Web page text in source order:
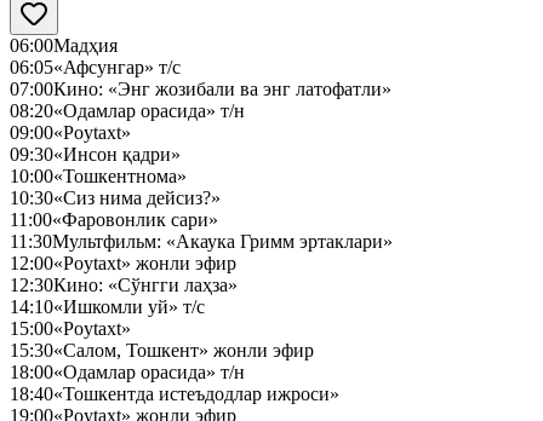
06:00Мадҳия
06:05«Афсунгар» т/с
07:00Кино: «Энг жозибали ва энг латофатли»
08:20«Одамлар орасида» т/н
09:00«Poytaxt»
09:30«Инсон қадри»
10:00«Тошкентнома»
10:30«Сиз нима дейсиз?»
11:00«Фаровонлик сари»
11:30Мультфильм: «Акаука Гримм эртаклари»
12:00«Poytaxt» жонли эфир
12:30Кино: «Сўнгги лаҳза»
14:10«Ишкомли уй» т/с
15:00«Poytaxt»
15:30«Салом, Тошкент» жонли эфир
18:00«Одамлар орасида» т/н
18:40«Тошкентда истеъдодлар ижроси»
19:00«Poytaxt» жонли эфир